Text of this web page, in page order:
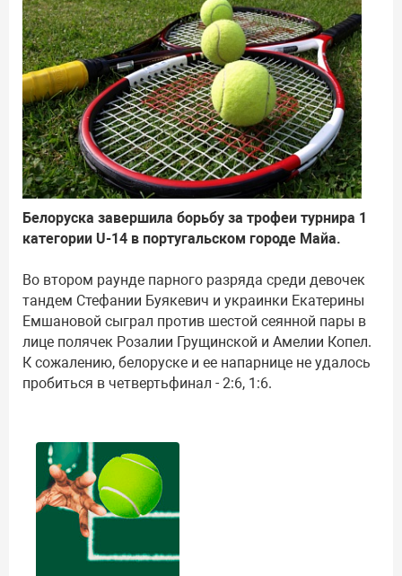
Белоруска завершила борьбу за трофеи турнира 1
категории U-14 в португальском городе Майа.
Во втором раунде парного разряда среди девочек
тандем Стефании Буякевич и украинки Екатерины
Емшановой сыграл против шестой сеянной пары в
лице полячек Розалии Грущинской и Амелии Копел.
К сожалению, белоруске и ее напарнице не удалось
пробиться в четвертьфинал - 2:6, 1:6.